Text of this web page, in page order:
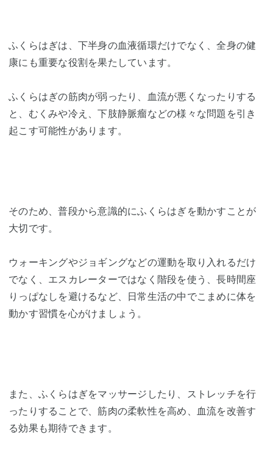
ふくらはぎは、下半身の血液循環だけでなく、全身の健
康にも重要な役割を果たしています。
ふくらはぎの筋肉が弱ったり、血流が悪くなったりする
と、むくみや冷え、下肢静脈瘤などの様々な問題を引き
起こす可能性があります。
そのため、普段から意識的にふくらはぎを動かすことが
大切です。
ウォーキングやジョギングなどの運動を取り入れるだけ
でなく、エスカレーターではなく階段を使う、長時間座
りっぱなしを避けるなど、日常生活の中でこまめに体を
動かす習慣を心がけましょう。
また、ふくらはぎをマッサージしたり、ストレッチを行
ったりすることで、筋肉の柔軟性を高め、血流を改善す
る効果も期待できます。